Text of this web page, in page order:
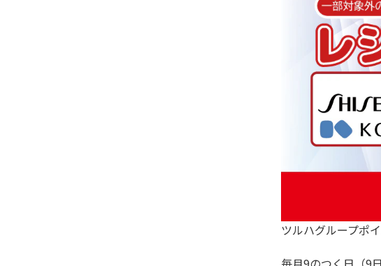
ツルハグループポ